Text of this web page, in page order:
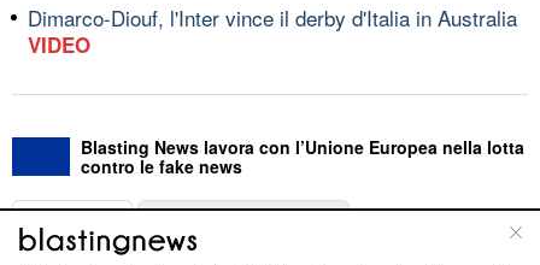
Dimarco-Diouf, l'Inter vince il derby d'Italia in Australia
VIDEO
Blasting News lavora con l’Unione Europea nella lotta
contro le fake news
ABOUT